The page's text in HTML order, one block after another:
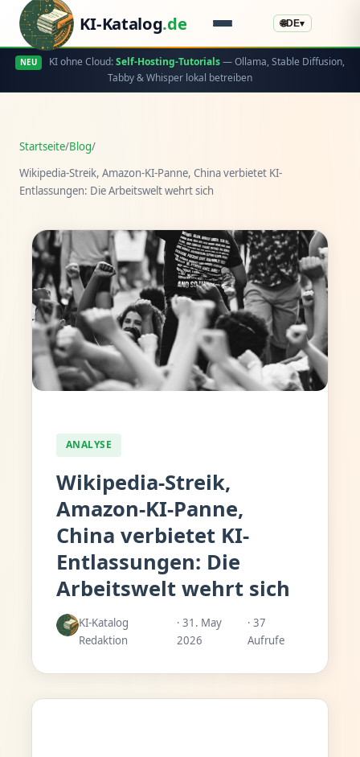
KI-Katalog.de 🌐DE▾
NEU KI ohne Cloud:Self-Hosting-Tutorials— Ollama, Stable Diffusion,
Tabby & Whisper lokal betreiben
Startseite/Blog/
Wikipedia-Streik, Amazon-KI-Panne, China verbietet KI-
Entlassungen: Die Arbeitswelt wehrt sich
ANALYSE
Wikipedia-Streik,
Amazon-KI-Panne,
China verbietet KI-
Entlassungen: Die
Arbeitswelt wehrt sich
KI-Katalog
Redaktion
· 31. May
2026
· 37
Aufrufe